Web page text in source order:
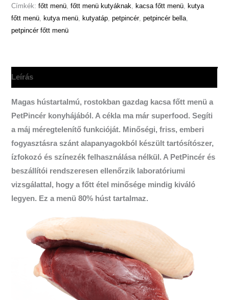
Címkék:főtt menü,főtt menü kutyáknak, kacsa főtt menü, kutya
főtt menü, kutya menü, kutyatáp,petpincér,petpincér bella,
petpincér főtt menü
Leírás
Magas hústartalmú, rostokban gazdag kacsa főtt menü a
PetPincér konyhájából. A cékla ma már superfood. Segíti
a máj méregtelenítő funkcióját. Minőségi, friss, emberi
fogyasztásra szánt alapanyagokból készült tartósítószer,
ízfokozó és színezék felhasználása nélkül. A PetPincér és
beszállítói rendszeresen ellenőrzik laboratóriumi
vizsgálattal, hogy a főtt étel minősége mindig kiváló
legyen. Ez a menü 80% húst tartalmaz.